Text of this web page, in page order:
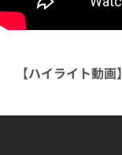
【ハイライト動画】